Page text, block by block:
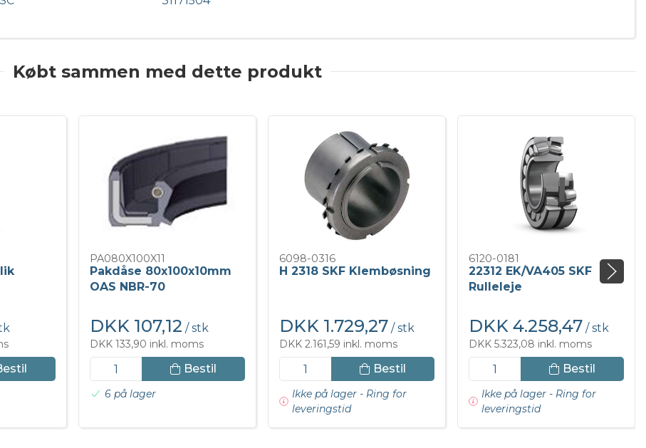
Købt sammen med dette produkt
PA080X100X11
Pakdåse 80x100x10mm
OAS NBR-70
DKK 107,12 / stk
DKK 133,90 inkl. moms
Bestil
6 på lager
6098-0316
H 2318 SKF Klembøsning
DKK 1.729,27 / stk
DKK 2.161,59 inkl. moms
Bestil
Ikke på lager - Ring for
leveringstid
6120-0181
22312 EK/VA405 SKF
Rulleleje
DKK 4.258,47 / stk
DKK 5.323,08 inkl. moms
Bestil
Ikke på lager - Ring for
leveringstid